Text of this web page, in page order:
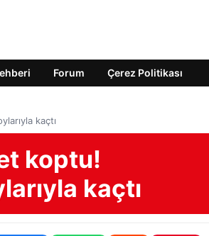
Forum Çerez Politikası
kaçtı
koptu!
kaçtı